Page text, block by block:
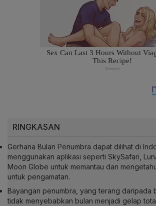
RINGKASAN
Gerhana Bulan Penumbra dapat dilihat di
menggunakan aplikasi seperti SkySafari,
Moon Globe untuk memantau dan
untuk pengamatan.
Bayangan penumbra, yang terang daripada
tidak menyebabkan bulan menjadi gelap